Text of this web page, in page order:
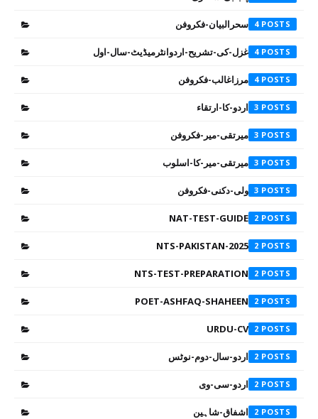
سحرالبیان-فکروفن 4
غزل-کی-تشریح-اردوانٹرمیڈیٹ-سال-اول 4
مرزاغالب-فکروفن 4
اردو-کا-ارتقاء 3
میرتقی-میر-فکروفن 3
میرتقی-میر-کا-اسلوب 3
ولی-دکنی-فکروفن 3
NAT-TEST-GUIDE 2
NTS-PAKISTAN-2025 2
NTS-TEST-PREPARATION 2
POET-ASHFAQ-SHAHEEN 2
URDU-CV 2
اردو-سال-دوم-نوٹس 2
اردو-سی-وی 2
اشفاق-شاہین 2